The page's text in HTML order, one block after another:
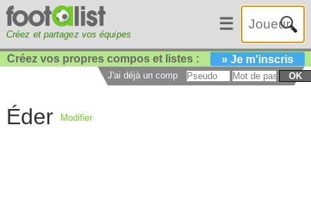
Créez et partagez vos équipes
☰
Créez vos propres compos et listes : » Je m'inscris
J'ai déjà un compte : OK
Éder Modifier